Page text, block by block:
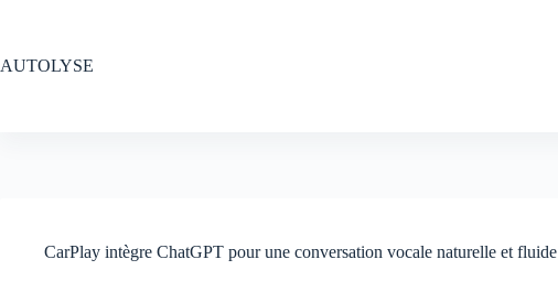
AUTOLYSE
CarPlay intègre ChatGPT pour une conversation vocale naturelle et fluide